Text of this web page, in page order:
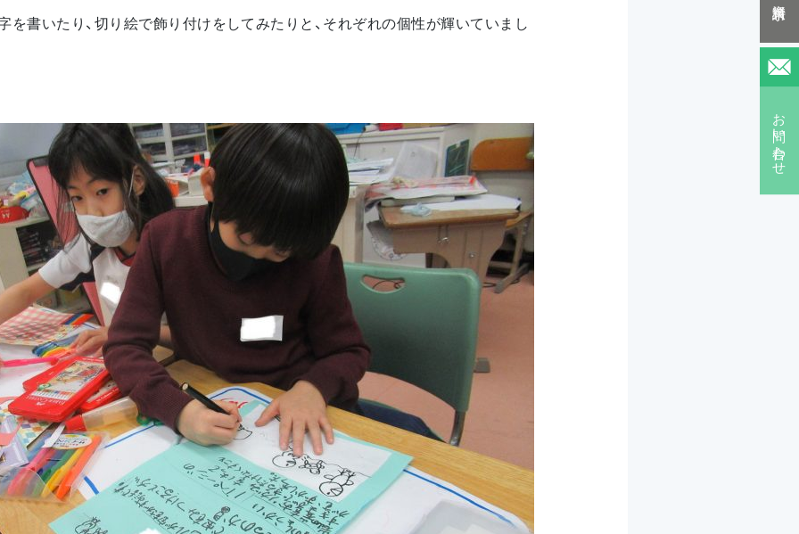
お問い合わせ
を書いたり、切り絵で飾り付けをしてみたりと、それぞれの個性が輝いていまし